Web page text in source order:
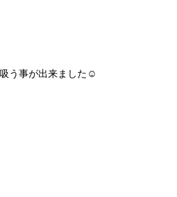
う事が出来ました☺️